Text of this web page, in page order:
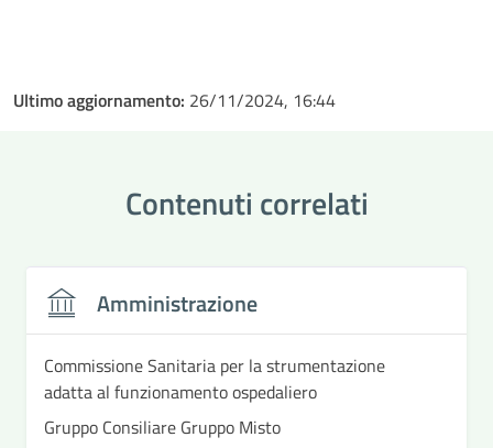
Ultimo aggiornamento: 26/11/2024, 16:44
Contenuti correlati
Amministrazione
Commissione Sanitaria per la strumentazione
adatta al funzionamento ospedaliero
Gruppo Consiliare Gruppo Misto